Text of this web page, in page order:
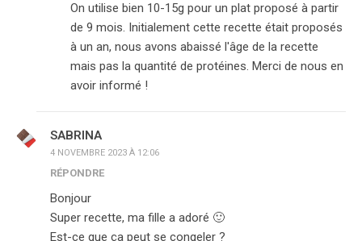
On utilise bien 10-15g pour un plat proposé à partir
de 9 mois. Initialement cette recette était proposés
à un an, nous avons abaissé l'âge de la recette
mais pas la quantité de protéines. Merci de nous en
avoir informé !
SABRINA
4 NOVEMBRE 2023 À 12:06
RÉPONDRE
Bonjour
Super recette, ma fille a adoré 🙂
Est-ce que ça peut se congeler ?